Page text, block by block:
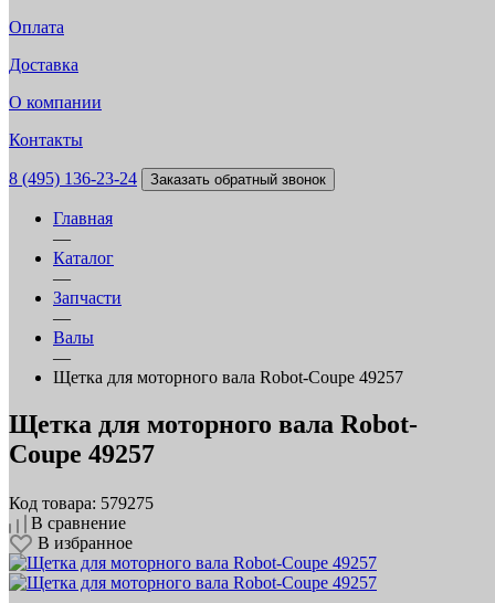
Оплата
Доставка
О компании
Контакты
8 (495) 136-23-24 Заказать обратный звонок
Главная
—
Каталог
—
Запчасти
—
Валы
—
Щетка для моторного вала Robot-Coupe 49257
Щетка для моторного вала Robot-
Coupe 49257
Код товара: 579275
В сравнение
В избранное